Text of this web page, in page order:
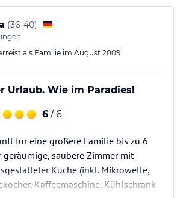
Jederzeit gerne wieder
(36-40)
als Familie im August 2009
Urlaub. Wie im Paradies!
6 / 6
für eine größere Familie bis zu 6
geräumige, saubere Zimmer mit
Küche (inkl. Mikrowelle,
Kaffeemaschine, Kühlschrank